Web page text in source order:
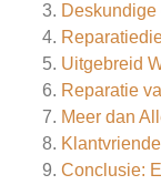
Uitgebreid
Reparatie
Meer dan
Conclusie: